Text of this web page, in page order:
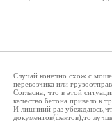
Случай конечно схож с
перевозчика или
Согласна, что в этой
качество бетона привело к
И лишниий раз
документов(фактов),то